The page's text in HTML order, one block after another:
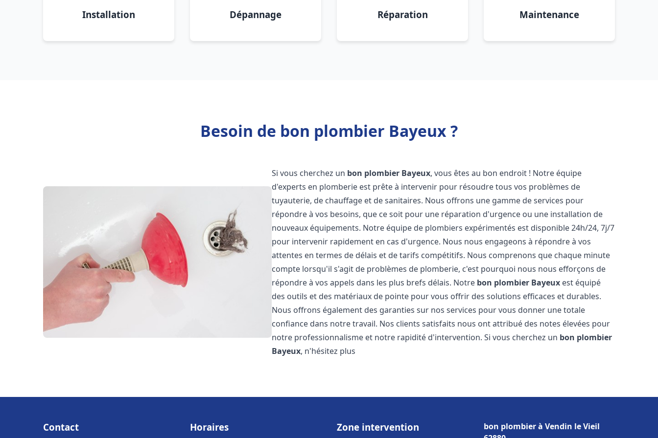
Installation Dépannage Réparation Maintenance
Besoin de bon plombier Bayeux ?
Si vous cherchez un bon plombier Bayeux, vous êtes au bon endroit ! Notre équipe
d'experts en plomberie est prête à intervenir pour résoudre tous vos problèmes de
tuyauterie, de chauffage et de sanitaires. Nous offrons une gamme de services pour
répondre à vos besoins, que ce soit pour une réparation d'urgence ou une installation de
nouveaux équipements. Notre équipe de plombiers expérimentés est disponible 24h/24, 7j/7
pour intervenir rapidement en cas d'urgence. Nous nous engageons à répondre à vos
attentes en termes de délais et de tarifs compétitifs. Nous comprenons que chaque minute
compte lorsqu'il s'agit de problèmes de plomberie, c'est pourquoi nous nous efforçons de
répondre à vos appels dans les plus brefs délais. Notre bon plombier Bayeux est équipé
des outils et des matériaux de pointe pour vous offrir des solutions efficaces et durables.
Nous offrons également des garanties sur nos services pour vous donner une totale
confiance dans notre travail. Nos clients satisfaits nous ont attribué des notes élevées pour
notre professionnalisme et notre rapidité d'intervention. Si vous cherchez un bon plombier
Bayeux, n'hésitez plus
Contact Horaires Zone intervention
bon plombier à Vendin le Vieil